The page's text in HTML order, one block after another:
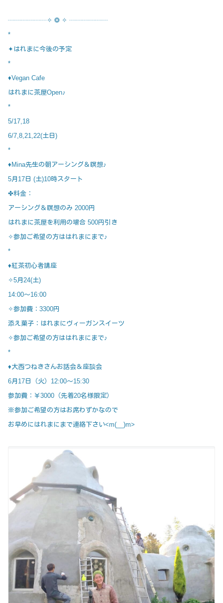
┈┈┈┈┈┈✧ ❂ ✧ ┈┈┈┈┈┈
*
✦はれまに今後の予定
*
♦Vegan Cafe
はれまに茶屋Open♪
*
5/17,18
6/7,8,21,22(土日)
*
♦Mina先生の朝アーシング＆瞑想♪
5月17日 (土)10時スタート
✤料金：
アーシング＆瞑想のみ 2000円
はれまに茶屋を利用の場合 500円引き
✧参加ご希望の方ははれまにまで♪
*
♦紅茶初心者講座
✧5月24(土)
14:00～16:00
✧参加費：3300円
添え菓子：はれまにヴィーガンスイーツ
✧参加ご希望の方ははれまにまで♪
*
♦大西つねきさんお話会＆座談会
6月17日（火）12:00～15:30
参加費：￥3000（先着20名様限定）
※参加ご希望の方はお席わずかなので
お早めにはれまにまで連絡下さい<m(__)m>